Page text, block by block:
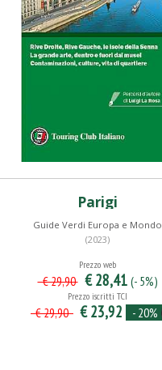
Parigi
Guide Verdi Europa e Mondo
(2023)
Prezzo web
€ 29,90 € 28,41 (- 5%)
Prezzo iscritti TCI
€ 29,90 € 23,92 - 20%